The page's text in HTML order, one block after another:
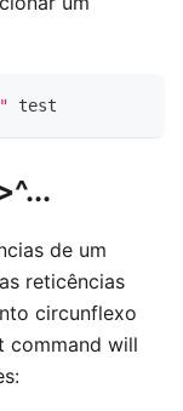
test
de um
reticências
circunflexo
command will